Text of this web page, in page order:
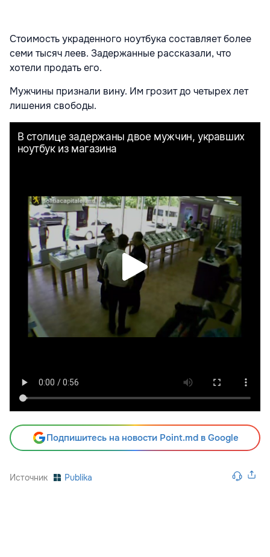
Стоимость украденного ноутбука составляет более
семи тысяч леев. Задержанные рассказали, что
хотели продать его.
Мужчины признали вину. Им грозит до четырех лет
лишения свободы.
Подпишитесь на новости Point.md в Google
Источник Publika